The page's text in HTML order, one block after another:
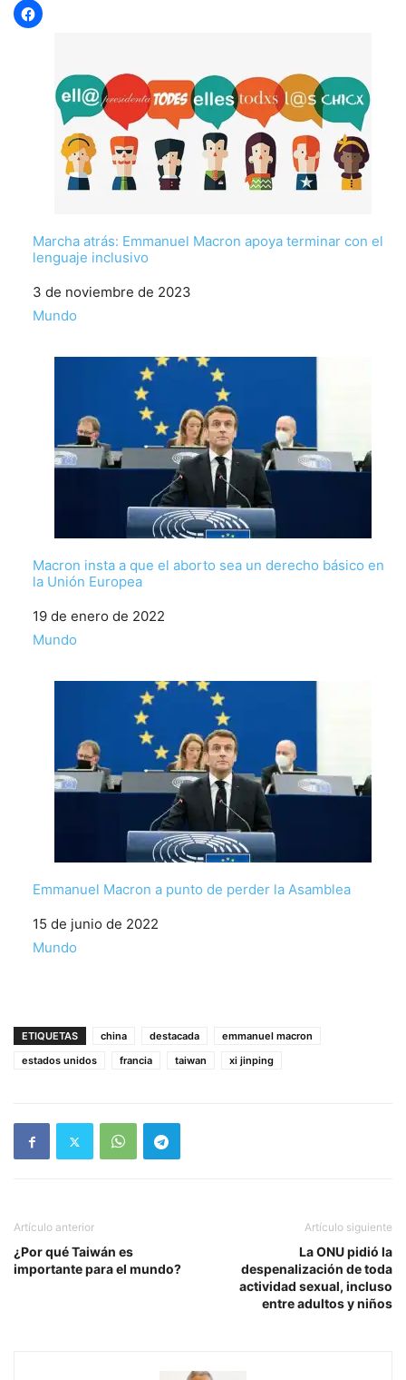
Marcha atrás: Emmanuel Macron apoya terminar con el
lenguaje inclusivo
Fecha
3 de noviembre de 2023
Respecto a
Mundo
Macron insta a que el aborto sea un derecho básico en
la Unión Europea
Fecha
19 de enero de 2022
Respecto a
Mundo
Emmanuel Macron a punto de perder la Asamblea
Fecha
15 de junio de 2022
Respecto a
Mundo
ETIQUETAS china destacada
emmanuel macron
estados unidos
francia taiwan xi jinping
Artículo anterior
¿Por qué Taiwán es
importante para el mundo?
Artículo siguiente
La ONU pidió la
despenalización de toda
actividad sexual, incluso
entre adultos y niños